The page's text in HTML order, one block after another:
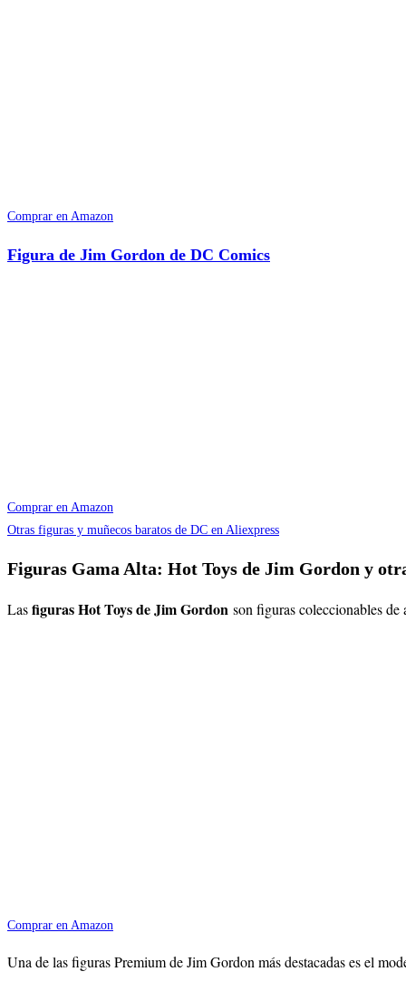
Comprar en Amazon
Figura de Jim Gordon de DC Comics
Comprar en Amazon
Otras figuras y muñecos baratos de DC en Aliexpress
Figuras Gama Alta: Hot Toys de Jim Gordon y
Lasfiguras Hot Toys de Jim Gordon son figuras coleccionables
Comprar en Amazon
Una de las figuras Premium de Jim Gordon más destacadas es el